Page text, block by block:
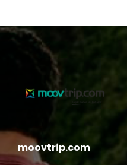
moovtrip.com